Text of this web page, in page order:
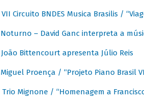
VII Circuito BNDES Musica Brasilis /
Noturno – David Ganc interpreta a
João Bittencourt apresenta Júlio Reis
Miguel Proença / “Projeto Piano Brasil
Trio Mignone / “Homenagem a